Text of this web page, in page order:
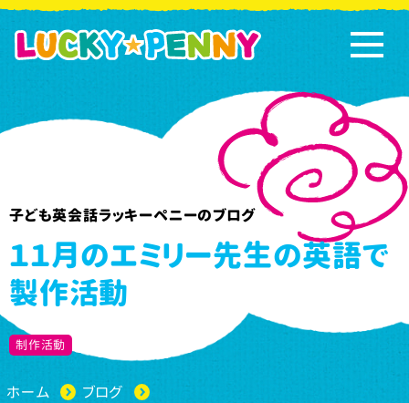
子ども英会話ラッキーペニーのブログ
１１月のエミリー先生の英語で
製作活動
制作活動
ホーム
ブログ